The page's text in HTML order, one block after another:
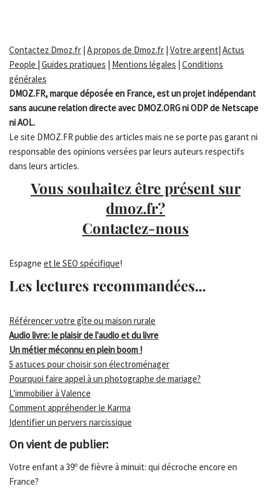
Contactez Dmoz.fr | A propos de Dmoz.fr | Votre argent| Actus
People | Guides pratiques | Mentions légales | Conditions
générales
DMOZ.FR, marque déposée en France, est un projet indépendant
sans aucune relation directe avec DMOZ.ORG ni ODP de Netscape
ni AOL.
Le site DMOZ.FR publie des articles mais ne se porte pas garant ni
responsable des opinions versées par leurs auteurs respectifs
dans leurs articles.
Vous souhaitez être présent sur
dmoz.fr?
Contactez-nous
Espagne et le SEO spécifique!
Les lectures recommandées...
Référencer votre gîte ou maison rurale
Audio livre: le plaisir de l'audio et du livre
Un métier méconnu en plein boom !
5 astuces pour choisir son électroménager
Pourquoi faire appel à un photographe de mariage?
L'immobilier à Valence
Comment appréhender le Karma
Identifier un pervers narcissique
On vient de publier:
Votre enfant a 39º de fièvre à minuit: qui décroche encore en
France?